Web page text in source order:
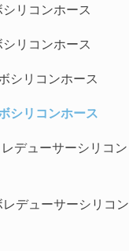
リコンホース
リコンホース
シリコンホース
シリコンホース
デューサーシリコン
デューサーシリコン